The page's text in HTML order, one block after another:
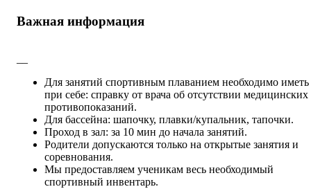
Важная информация
Для занятий спортивным плаванием необходимо иметь
при себе: справку от врача об отсутствии медицинских
противопоказаний.
Для бассейна: шапочку, плавки/купальник, тапочки.
Проход в зал: за 10 мин до начала занятий.
Родители допускаются только на открытые занятия и
соревнования.
Мы предоставляем ученикам весь необходимый
спортивный инвентарь.